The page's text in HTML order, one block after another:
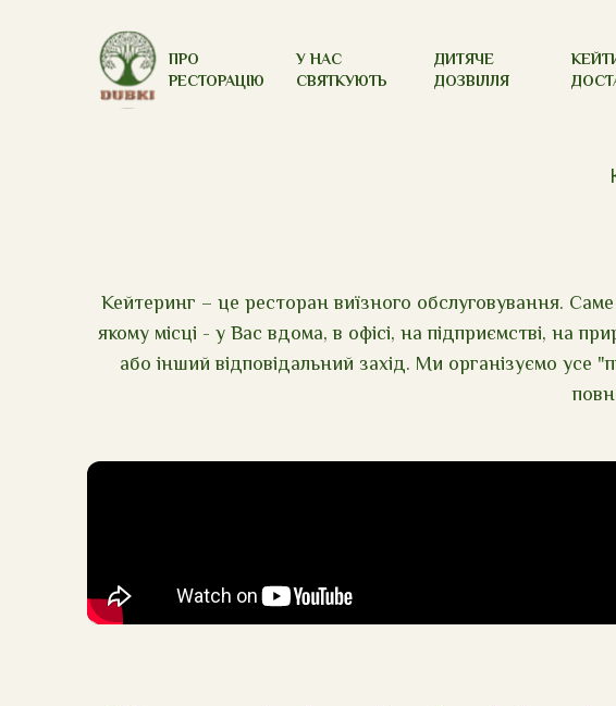
ПРО
РЕСТОРАЦІЮ
У НАС
СВЯТКУЮТЬ
ДИТЯЧЕ
ДОЗВІЛЛЯ
Кейтеринг – це ресторан виїзного обслуговування.
якому місці - у Вас вдома, в офісі, на підприємстві, на
або інший відповідальний захід. Ми організуємо усе